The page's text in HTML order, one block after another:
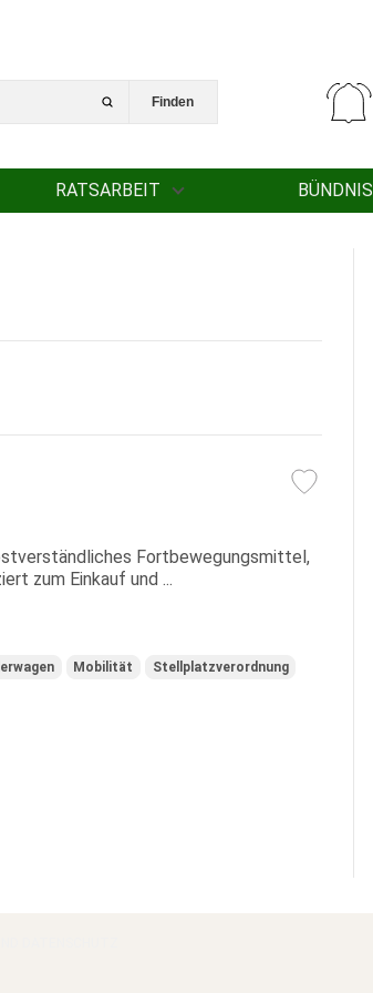
RATSARBEIT BÜNDNIS
Finden
Fortbewegungsmittel,
zum Einkauf und ...
Mobilität Stellplatzverordnung